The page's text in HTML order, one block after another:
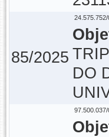
85/2025
DO